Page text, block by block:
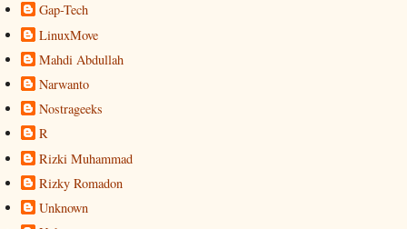
Gap-Tech
LinuxMove
Mahdi Abdullah
Narwanto
Nostrageeks
R
Rizki Muhammad
Rizky Romadon
Unknown